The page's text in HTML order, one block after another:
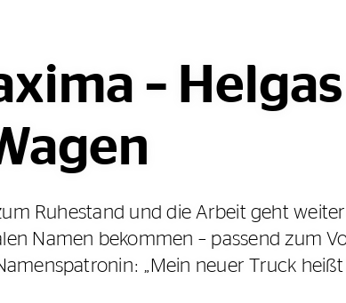
–
Ruhestand und die Arbeit geht
Namen bekommen – passend zum
„Mein neuer Truck